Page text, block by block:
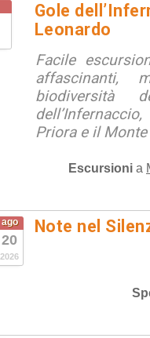
Gole
Leonardo
Facile
affascinanti,
biodiversità
Priora e il
Escursioni a
ago
20
2026
Note nel